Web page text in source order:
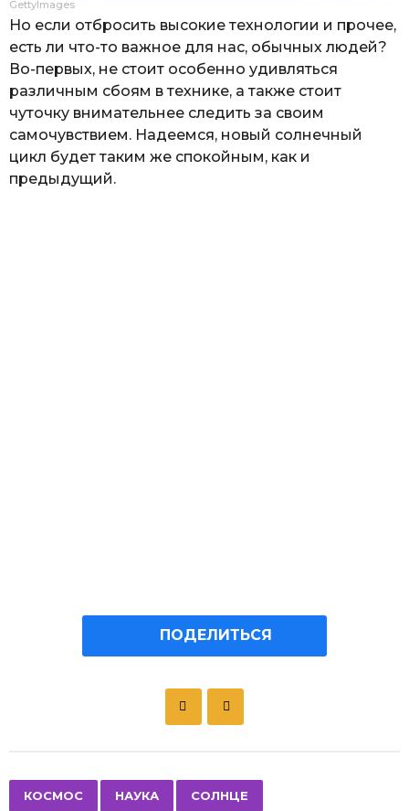
GettyImages
Но если отбросить высокие технологии и прочее,
есть ли что-то важное для нас, обычных людей?
Во-первых, не стоит особенно удивляться
различным сбоям в технике, а также стоит
чуточку внимательнее следить за своим
самочувствием. Надеемся, новый солнечный
цикл будет таким же спокойным, как и
предыдущий.
ПОДЕЛИТЬСЯ
КОСМОС НАУКА СОЛНЦЕ